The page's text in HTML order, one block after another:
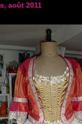
août 2011